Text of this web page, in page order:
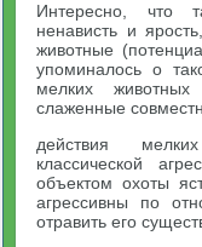
Интересно, что
ненависть и
животные
упоминалось о
мелких
слаженные
действия
классической
объектом охоты
агрессивны по
отравить его